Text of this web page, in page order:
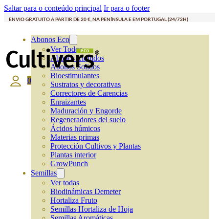
Saltar para o conteúdo principal Ir para o footer
ENVIO GRATUITO A PARTIR DE 20 €, NA PENÍNSULA E EM PORTUGAL (24/72H)
Abonos Eco
Ver Todos
Abonos Líquidos
Abonos Solidos
Bioestimulantes
Sustratos y decorativas
Correctores de Carencias
Enraizantes
Maduración y Engorde
Regeneradores del suelo
Ácidos húmicos
Materias primas
Protección Cultivos y Plantas
Plantas interior
GrowPunch
Semillas
Ver todas
Biodinámicas Demeter
Hortaliza Fruto
Semillas Hortaliza de Hoja
0